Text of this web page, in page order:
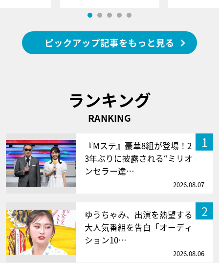
ピックアップ記事をもっと見る
ランキング
RANKING
1
『Mステ』豪華8組が登場！2
3年ぶりに披露される“ミリオ
ンセラー達…
2026.08.07
2
ゆうちゃみ、出演を熱望する
大人気番組を告白「オーディ
ション10…
2026.08.06